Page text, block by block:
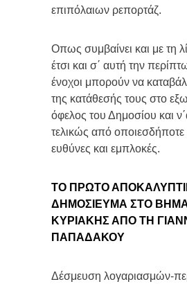
επιπόλαιων ρεπορτάζ.
Οπως συμβαίνει και με τη
έτσι και σ΄ αυτή την
ένοχοι μπορούν να
της κατάθεσής τους στο
όφελος του Δημοσίου και
τελικώς από οποιεσδήποτε
ευθύνες και εμπλοκές.
ΤΟ ΠΡΩΤΟ
ΔΗΜΟΣΙΕΥΜΑ ΣΤΟ
ΚΥΡΙΑΚΗΣ ΑΠΟ ΤΗ
ΠΑΠΑΔΑΚΟΥ
Δέσμευση λογαριασμών-